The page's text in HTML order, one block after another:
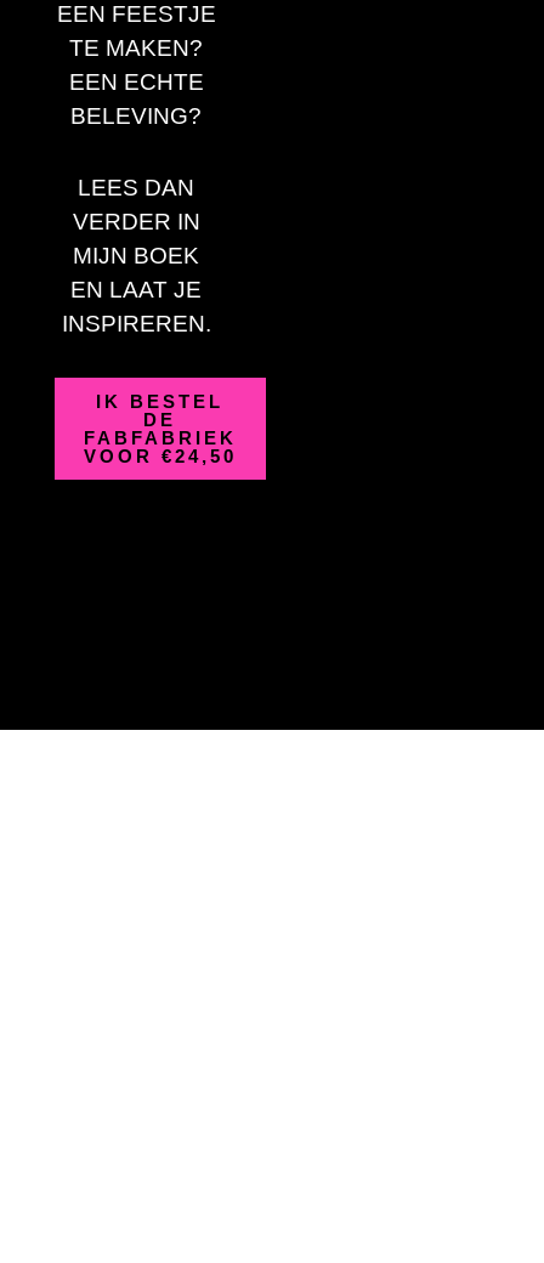
EEN FEESTJE
TE MAKEN?
EEN ECHTE
BELEVING?
LEES DAN
VERDER IN
MIJN BOEK
EN LAAT JE
INSPIREREN.
IK BESTEL
DE
FABFABRIEK
VOOR €24,50